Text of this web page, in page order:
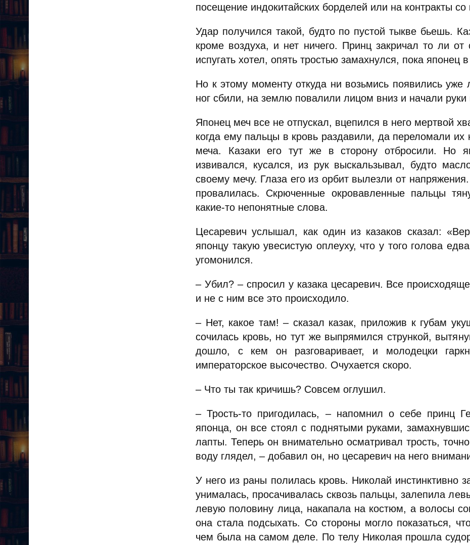
посещение индокитайских борделей или на контракты
Удар получился такой, будто по пустой тыкве бьешь.
кроме воздуха, и нет ничего. Принц закричал то ли
испугать хотел, опять тростью замахнулся, пока японец
Но к этому моменту откуда ни возьмись появились уже
ног сбили, на землю повалили лицом вниз и начали руки
Японец меч все не отпускал, вцепился в него мертвой
когда ему пальцы в кровь раздавили, да переломали их
меча. Казаки его тут же в сторону отбросили. Но
извивался, кусался, из рук выскальзывал, будто
своему мечу. Глаза его из орбит вылезли от
провалилась. Скрюченные окровавленные пальцы
какие-то непонятные слова.
Цесаревич услышал, как один из казаков сказал:
японцу такую увесистую оплеуху, что у того голова
угомонился.
– Убил? – спросил у казака цесаревич. Все
и не с ним все это происходило.
– Нет, какое там! – сказал казак, приложив к губам
сочилась кровь, но тут же выпрямился стрункой,
дошло, с кем он разговаривает, и молодецки
императорское высочество. Очухается скоро.
– Что ты так кричишь? Совсем оглушил.
– Трость-то пригодилась, – напомнил о себе принц
японца, он все стоял с поднятыми руками,
лапты. Теперь он внимательно осматривал трость,
воду глядел, – добавил он, но цесаревич на него
У него из раны полилась кровь. Николай инстинктивно
унималась, просачивалась сквозь пальцы, залепила
левую половину лица, накапала на костюм, а волосы
она стала подсыхать. Со стороны могло показаться,
чем была на самом деле. По телу Николая прошла